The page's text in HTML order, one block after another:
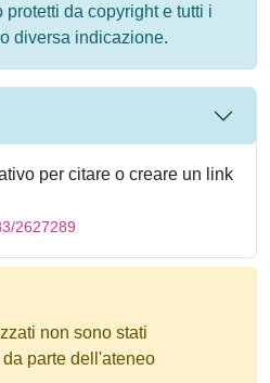
protetti da copyright e tutti i
diversa indicazione.
per citare o creare un link
2627289
non sono stati
parte dell'ateneo